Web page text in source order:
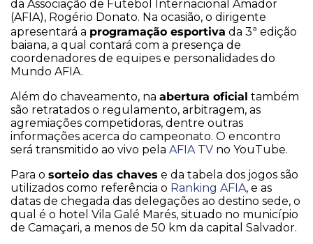
da Associação de Futebol Internacional Amador
(AFIA), Rogério Donato. Na ocasião, o dirigente
apresentará a programação esportiva da 3ª edição
baiana, a qual contará com a presença de
coordenadores de equipes e personalidades do
Mundo AFIA.
Além do chaveamento, na abertura oficial também
são retratados o regulamento, arbitragem, as
agremiações competidoras, dentre outras
informações acerca do campeonato. O encontro
será transmitido ao vivo pela AFIA TV no YouTube.
Para o sorteio das chaves e da tabela dos jogos são
utilizados como referência o Ranking AFIA, e as
datas de chegada das delegações ao destino sede, o
qual é o hotel Vila Galé Marés, situado no município
de Camaçari, a menos de 50 km da capital Salvador.